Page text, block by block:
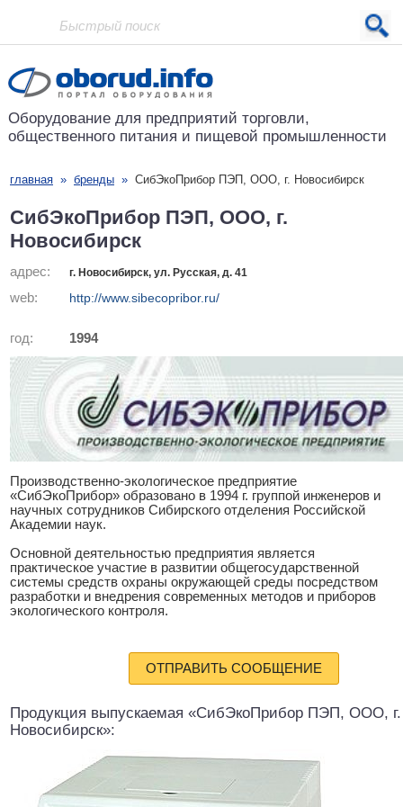
Проект основан в 2001 году
Оборудование для предприятий торговли,
общественного питания и пищевой промышленности
главная » бренды » СибЭкоПрибор ПЭП, ООО, г. Новосибирск
СибЭкоПрибор ПЭП, ООО, г.
Новосибирск
адрес: г. Новосибирск, ул. Русская, д. 41
web: http://www.sibecopribor.ru/
год: 1994
Производственно-экологическое предприятие
«СибЭкоПрибор» образовано в 1994 г. группой инженеров и
научных сотрудников Сибирского отделения Российской
Академии наук.
Основной деятельностью предприятия является
практическое участие в развитии общегосударственной
системы средств охраны окружающей среды посредством
разработки и внедрения современных методов и приборов
экологического контроля.
ОТПРАВИТЬ СООБЩЕНИЕ
Продукция выпускаемая «СибЭкоПрибор ПЭП, ООО, г.
Новосибирск»: